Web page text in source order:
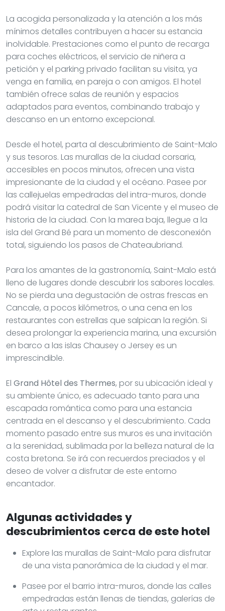
La acogida personalizada y la atención a los más
mínimos detalles contribuyen a hacer su estancia
inolvidable. Prestaciones como el punto de recarga
para coches eléctricos, el servicio de niñera a
petición y el parking privado facilitan su visita, ya
venga en familia, en pareja o con amigos. El hotel
también ofrece salas de reunión y espacios
adaptados para eventos, combinando trabajo y
descanso en un entorno excepcional.
Desde el hotel, parta al descubrimiento de Saint-Malo
y sus tesoros. Las murallas de la ciudad corsaria,
accesibles en pocos minutos, ofrecen una vista
impresionante de la ciudad y el océano. Pasee por
las callejuelas empedradas del intra-muros, donde
podrá visitar la catedral de San Vicente y el museo de
historia de la ciudad. Con la marea baja, llegue a la
isla del Grand Bé para un momento de desconexión
total, siguiendo los pasos de Chateaubriand.
Para los amantes de la gastronomía, Saint-Malo está
lleno de lugares donde descubrir los sabores locales.
No se pierda una degustación de ostras frescas en
Cancale, a pocos kilómetros, o una cena en los
restaurantes con estrellas que salpican la región. Si
desea prolongar la experiencia marina, una excursión
en barco a las islas Chausey o Jersey es un
imprescindible.
El Grand Hôtel des Thermes, por su ubicación ideal y
su ambiente único, es adecuado tanto para una
escapada romántica como para una estancia
centrada en el descanso y el descubrimiento. Cada
momento pasado entre sus muros es una invitación
a la serenidad, sublimada por la belleza natural de la
costa bretona. Se irá con recuerdos preciados y el
deseo de volver a disfrutar de este entorno
encantador.
Algunas actividades y
descubrimientos cerca de este hotel
Explore las murallas de Saint-Malo para disfrutar
de una vista panorámica de la ciudad y el mar.
Pasee por el barrio intra-muros, donde las calles
empedradas están llenas de tiendas, galerías de